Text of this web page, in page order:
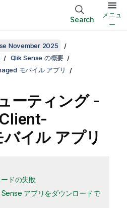
Search
メニュ
ー
November 2025
Qlik Sense の概要
モバイル アプリ
ーティング -
バイルアプリ
ドの失敗
アプリをダウンロードで